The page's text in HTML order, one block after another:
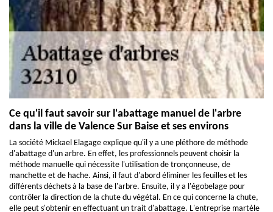
Ce qu'il faut savoir sur l'abattage manuel de l'arbre
dans la ville de Valence Sur Baise et ses environs
La société Mickael Elagage explique qu'il y a une pléthore de méthode
d'abattage d'un arbre. En effet, les professionnels peuvent choisir la
méthode manuelle qui nécessite l'utilisation de tronçonneuse, de
manchette et de hache. Ainsi, il faut d'abord éliminer les feuilles et les
différents déchets à la base de l'arbre. Ensuite, il y a l'égobelage pour
contrôler la direction de la chute du végétal. En ce qui concerne la chute,
elle peut s'obtenir en effectuant un trait d'abattage. L'entreprise martèle